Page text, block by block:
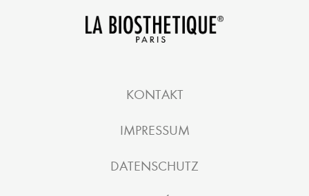
KONTAKT
IMPRESSUM
DATENSCHUTZ